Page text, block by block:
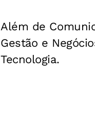
Além de
Gestão e
Tecnologia.